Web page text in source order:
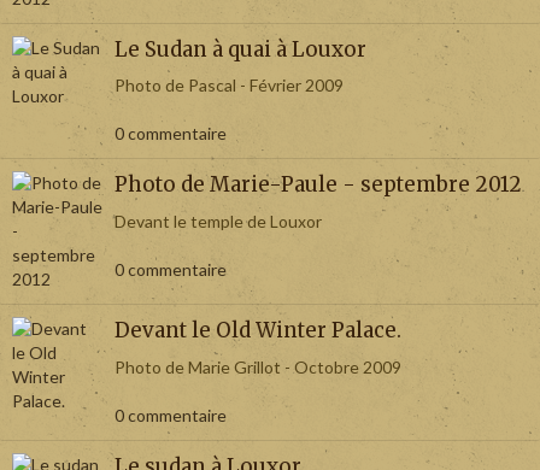
Le Sudan à quai à Louxor
Photo de Pascal - Février 2009
0 commentaire
Photo de Marie-Paule - septembre 2012
Devant le temple de Louxor
0 commentaire
Devant le Old Winter Palace.
Photo de Marie Grillot - Octobre 2009
0 commentaire